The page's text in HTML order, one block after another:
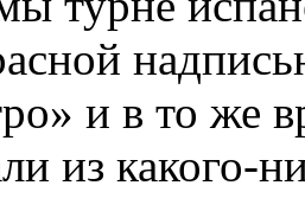
и в то же
из какого-